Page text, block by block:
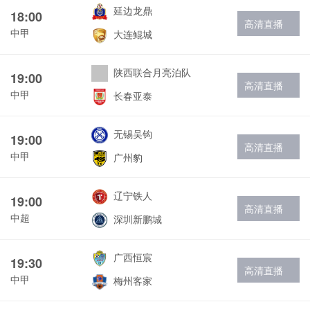
18:00
中甲
延边龙鼎
大连鲲城
高清直播
19:00
中甲
陕西联合月亮泊队
长春亚泰
高清直播
19:00
中甲
无锡吴钩
广州豹
高清直播
19:00
中超
辽宁铁人
深圳新鹏城
高清直播
19:30
中甲
广西恒宸
梅州客家
高清直播